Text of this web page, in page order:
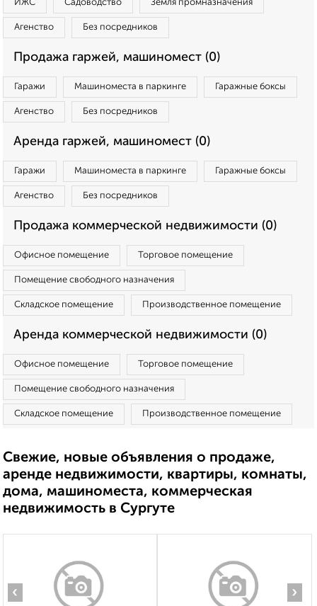
ИЖС Садоводство Земля промназначения
Агенство Без посредников
Продажа гаржей, машиномест (0)
Гаражи Машиноместа в паркинге Гаражные боксы
Агенство Без посредников
Аренда гаржей, машиномест (0)
Гаражи Машиноместа в паркинге Гаражные боксы
Агенство Без посредников
Продажа коммерческой недвижимости (0)
Офисное помещение Торговое помещение
Помещение свободного назначения
Складское помещение Производственное помещение
Аренда коммерческой недвижимости (0)
Офисное помещение Торговое помещение
Помещение свободного назначения
Складское помещение Производственное помещение
Свежие, новые объявления о продаже,
аренде недвижимости, квартиры, комнаты,
дома, машиноместа, коммерческая
недвижимость в Сургуте
‹ ›